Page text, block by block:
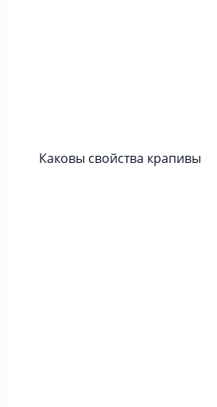
Каковы свойства крапивы